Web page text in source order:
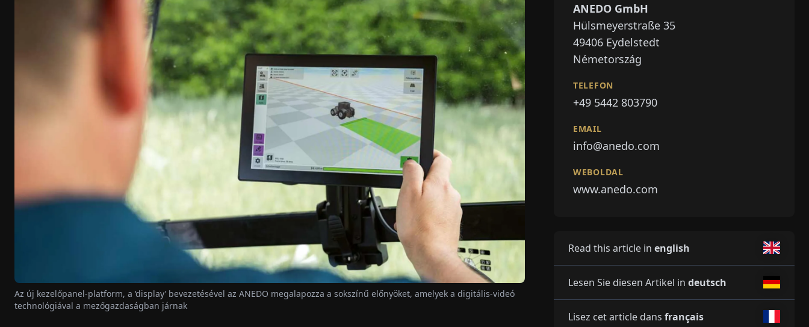
Az új kezelőpanel-platform, a ‘display’ bevezetésével az ANEDO megalapozza a sokszínű előnyöket, amelyek a digitális-videó
technológiával a mezőgazdaságban járnak
ANEDO GmbH
Hülsmeyerstraße 35
49406 Eydelstedt
Németország
TELEFON
+49 5442 803790
EMAIL
info@anedo.com
WEBOLDAL
www.anedo.com
Read this article in english
Lesen Sie diesen Artikel in deutsch
Lisez cet article dans français